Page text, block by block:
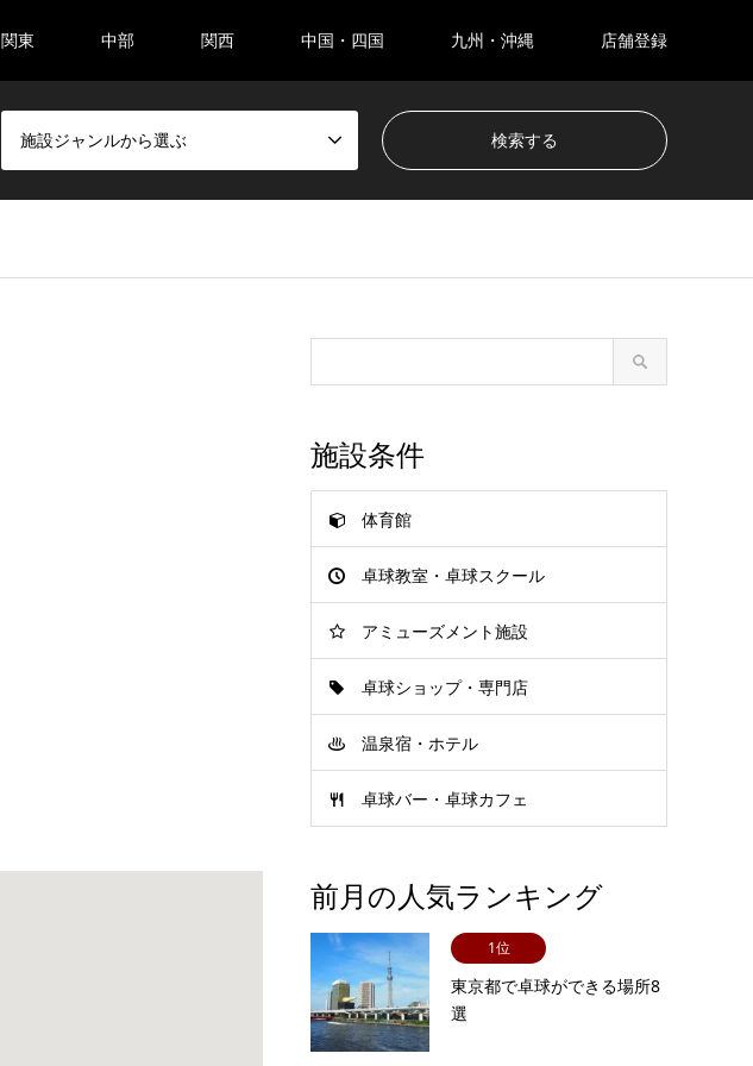
関東 中部 関西 中国・四国 九州・沖縄 店舗登録
施設ジャンルから選ぶ
施設条件
体育館
卓球教室・卓球スクール
アミューズメント施設
卓球ショップ・専門店
温泉宿・ホテル
卓球バー・卓球カフェ
前月の人気ランキング
1位
東京都で卓球ができる場所8
選